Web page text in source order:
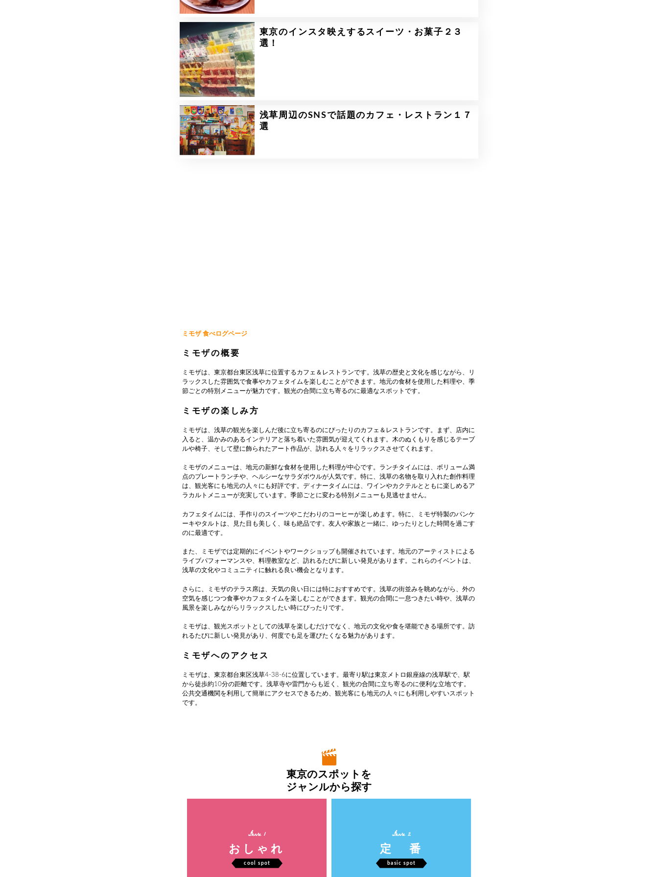
東京のインスタ映えするスイーツ・お菓子２３
選！
浅草周辺のSNSで話題のカフェ・レストラン１７
選
ミモザ 食べログページ
ミモザの概要
ミモザは、東京都台東区浅草に位置するカフェ＆レストランです。浅草の歴史と文化を感じながら、リ
ラックスした雰囲気で食事やカフェタイムを楽しむことができます。地元の食材を使用した料理や、季
節ごとの特別メニューが魅力です。観光の合間に立ち寄るのに最適なスポットです。
ミモザの楽しみ方
ミモザは、浅草の観光を楽しんだ後に立ち寄るのにぴったりのカフェ＆レストランです。まず、店内に
入ると、温かみのあるインテリアと落ち着いた雰囲気が迎えてくれます。木のぬくもりを感じるテーブ
ルや椅子、そして壁に飾られたアート作品が、訪れる人々をリラックスさせてくれます。
ミモザのメニューは、地元の新鮮な食材を使用した料理が中心です。ランチタイムには、ボリューム満
点のプレートランチや、ヘルシーなサラダボウルが人気です。特に、浅草の名物を取り入れた創作料理
は、観光客にも地元の人々にも好評です。ディナータイムには、ワインやカクテルとともに楽しめるア
ラカルトメニューが充実しています。季節ごとに変わる特別メニューも見逃せません。
カフェタイムには、手作りのスイーツやこだわりのコーヒーが楽しめます。特に、ミモザ特製のパンケ
ーキやタルトは、見た目も美しく、味も絶品です。友人や家族と一緒に、ゆったりとした時間を過ごす
のに最適です。
また、ミモザでは定期的にイベントやワークショップも開催されています。地元のアーティストによる
ライブパフォーマンスや、料理教室など、訪れるたびに新しい発見があります。これらのイベントは、
浅草の文化やコミュニティに触れる良い機会となります。
さらに、ミモザのテラス席は、天気の良い日には特におすすめです。浅草の街並みを眺めながら、外の
空気を感じつつ食事やカフェタイムを楽しむことができます。観光の合間に一息つきたい時や、浅草の
風景を楽しみながらリラックスしたい時にぴったりです。
ミモザは、観光スポットとしての浅草を楽しむだけでなく、地元の文化や食を堪能できる場所です。訪
れるたびに新しい発見があり、何度でも足を運びたくなる魅力があります。
ミモザへのアクセス
ミモザは、東京都台東区浅草4-38-6に位置しています。最寄り駅は東京メトロ銀座線の浅草駅で、駅
から徒歩約10分の距離です。浅草寺や雷門からも近く、観光の合間に立ち寄るのに便利な立地です。
公共交通機関を利用して簡単にアクセスできるため、観光客にも地元の人々にも利用しやすいスポット
です。
東京のスポットを
ジャンルから探す
Genre 1
おしゃれ
cool spot
Genre 2
定 番
basic spot